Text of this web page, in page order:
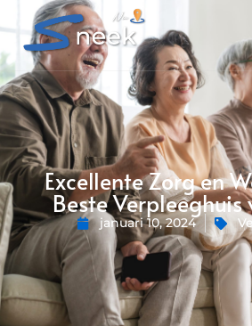
Excellente Zorg en
Beste Verpleeghuis
januari 10, 2024